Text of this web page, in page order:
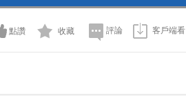
2021-12-29 09:36:14
三天大雪 塑料大棚被压
點讚 收藏 評論 客戶端看